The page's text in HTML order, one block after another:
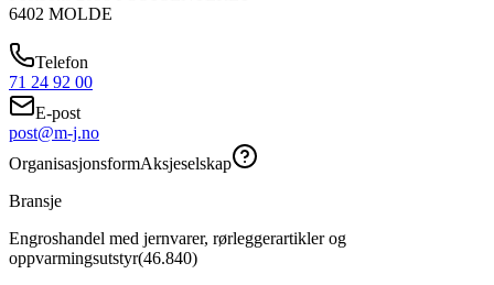
6402 MOLDE
Telefon
71 24 92 00
E-post
post@m-j.no
OrganisasjonsformAksjeselskap
Bransje
Engroshandel med jernvarer, rørleggerartikler og
oppvarmingsutstyr(46.840)